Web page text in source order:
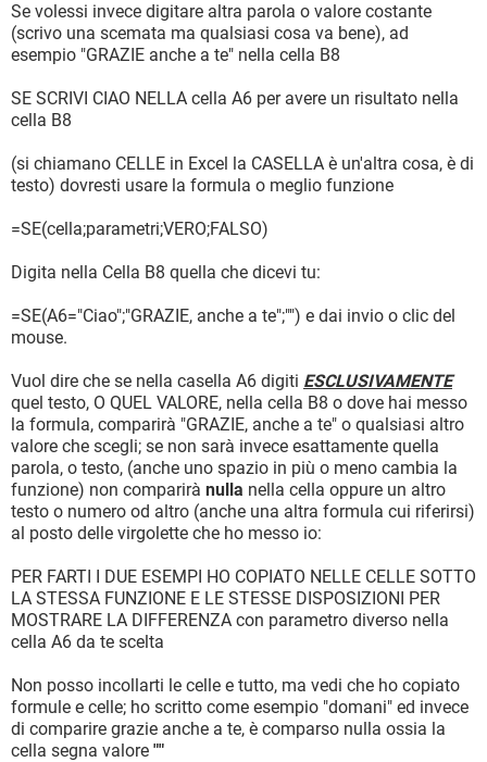
Se volessi invece digitare altra parola o valore costante
(scrivo una scemata ma qualsiasi cosa va bene), ad
esempio "GRAZIE anche a te" nella cella B8
SE SCRIVI CIAO NELLA cella A6 per avere un risultato nella
cella B8
(si chiamano CELLE in Excel la CASELLA è un'altra cosa, è di
testo) dovresti usare la formula o meglio funzione
=SE(cella;parametri;VERO;FALSO)
Digita nella Cella B8 quella che dicevi tu:
=SE(A6="Ciao";"GRAZIE, anche a te";"") e dai invio o clic del
mouse.
Vuol dire che se nella casella A6 digiti ESCLUSIVAMENTE
quel testo, O QUEL VALORE, nella cella B8 o dove hai messo
la formula, comparirà "GRAZIE, anche a te" o qualsiasi altro
valore che scegli; se non sarà invece esattamente quella
parola, o testo, (anche uno spazio in più o meno cambia la
funzione) non comparirà nulla nella cella oppure un altro
testo o numero od altro (anche una altra formula cui riferirsi)
al posto delle virgolette che ho messo io:
PER FARTI I DUE ESEMPI HO COPIATO NELLE CELLE SOTTO
LA STESSA FUNZIONE E LE STESSE DISPOSIZIONI PER
MOSTRARE LA DIFFERENZA con parametro diverso nella
cella A6 da te scelta
Non posso incollarti le celle e tutto, ma vedi che ho copiato
formule e celle; ho scritto come esempio "domani" ed invece
di comparire grazie anche a te, è comparso nulla ossia la
cella segna valore ""